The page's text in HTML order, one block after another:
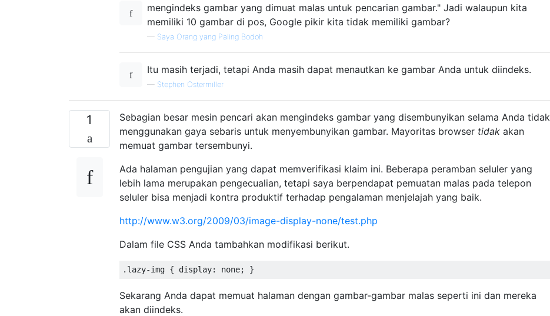
mengindeks gambar yang dimuat malas untuk pencarian gambar." Jadi walaupun kita
memiliki 10 gambar di pos, Google pikir kita tidak memiliki gambar?
— Saya Orang yang Paling Bodoh
Itu masih terjadi, tetapi Anda masih dapat menautkan ke gambar Anda untuk diindeks.
— Stephen Ostermiller
1
Sebagian besar mesin pencari akan mengindeks gambar yang disembunyikan selama Anda tidak
menggunakan gaya sebaris untuk menyembunyikan gambar. Mayoritas browser tidak akan
memuat gambar tersembunyi.
Ada halaman pengujian yang dapat memverifikasi klaim ini. Beberapa peramban seluler yang
lebih lama merupakan pengecualian, tetapi saya berpendapat pemuatan malas pada telepon
seluler bisa menjadi kontra produktif terhadap pengalaman menjelajah yang baik.
http://www.w3.org/2009/03/image-display-none/test.php
Dalam file CSS Anda tambahkan modifikasi berikut.
. lazy-img { display: none; }
Sekarang Anda dapat memuat halaman dengan gambar-gambar malas seperti ini dan mereka
akan diindeks.